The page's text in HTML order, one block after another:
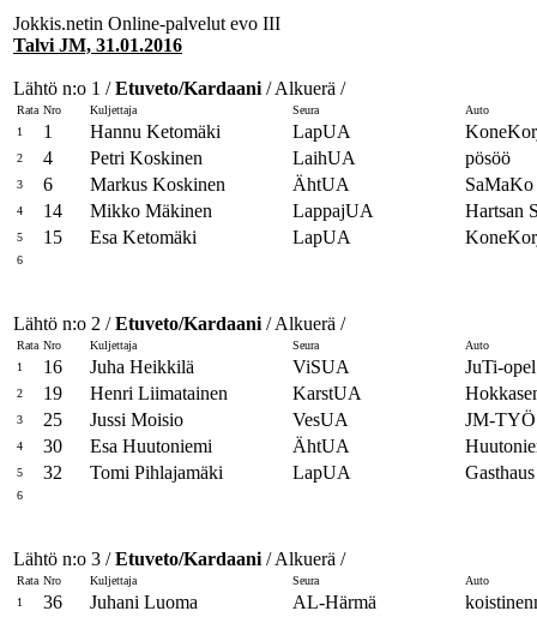
Jokkis.netin Online-palvelut evo III
Talvi JM, 31.01.2016
Lähtö n:o 1 /Etuveto/Kardaani / Alkuerä /
Rata Nro Kuljettaja Seura
Auto
1
1 Hannu Ketomäki LapUA
2 4 Petri Koskinen LaihUA pösöö
3 6 Markus Koskinen ÄhtUA
4 14 Mikko Mäkinen LappajUA Hartsan
5 15 Esa Ketomäki LapUA
6
Lähtö n:o 2 /Etuveto/Kardaani / Alkuerä /
Rata Nro Kuljettaja Seura
Auto
1
16 Juha Heikkilä ViSUA JuTi-opel
2 19 Henri Liimatainen KarstUA
3 25 Jussi Moisio VesUA JM-TYÖ
4 30 Esa Huutoniemi ÄhtUA
5 32 Tomi Pihlajamäki LapUA
6
Lähtö n:o 3 /Etuveto/Kardaani / Alkuerä /
Rata Nro Kuljettaja Seura
Auto
1
36 Juhani Luoma AL-Härmä